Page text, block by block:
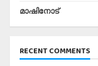
മാഷിനോട്
RECENT COMMENTS